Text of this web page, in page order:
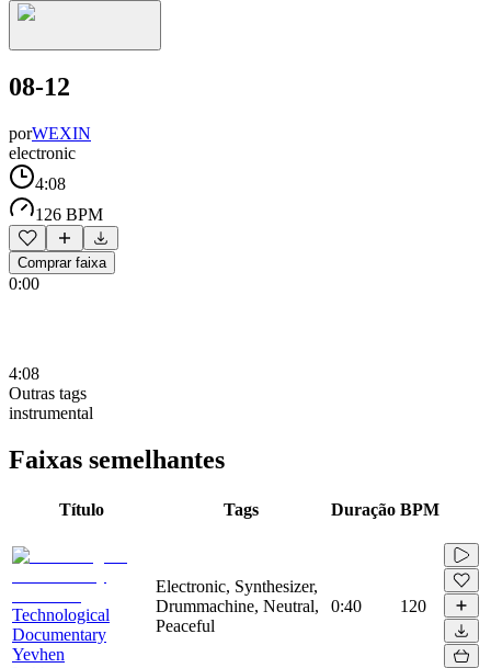
08-12
porWEXIN
electronic
4:08
126 BPM
Comprar faixa
0:00
4:08
Outras tags
instrumental
Faixas semelhantes
Título Tags Duração BPM
Technological
Documentary
Yevhen
Electronic, Synthesizer,
Drummachine, Neutral,
Peaceful
0:40 120